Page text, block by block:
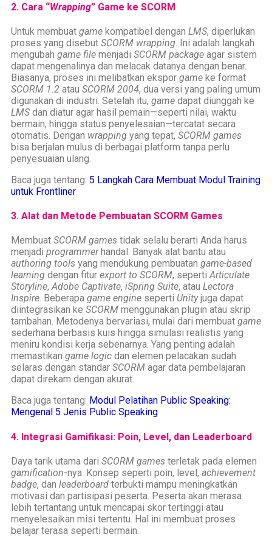
2. Cara “Wrapping” Game ke SCORM
Untuk membuat game kompatibel dengan LMS, diperlukan
proses yang disebut SCORM wrapping. Ini adalah langkah
mengubah game file menjadi SCORM package agar sistem
dapat mengenalinya dan melacak datanya dengan benar.
Biasanya, proses ini melibatkan ekspor game ke format
SCORM 1.2 atau SCORM 2004, dua versi yang paling umum
digunakan di industri. Setelah itu, game dapat diunggah ke
LMS dan diatur agar hasil pemain—seperti nilai, waktu
bermain, hingga status penyelesaian—tercatat secara
otomatis. Dengan wrapping yang tepat, SCORM games
bisa berjalan mulus di berbagai platform tanpa perlu
penyesuaian ulang.
Baca juga tentang: 5 Langkah Cara Membuat Modul Training
untuk Frontliner
3. Alat dan Metode Pembuatan SCORM Games
Membuat SCORM games tidak selalu berarti Anda harus
menjadi programmerhandal. Banyak alat bantu atau
authoring tools yang mendukung pembuatan game-based
learning dengan fitur export to SCORM, sepertiArticulate
Storyline,Adobe Captivate, iSpring Suite, atau Lectora
Inspire. Beberapa game engine seperti Unityjuga dapat
diintegrasikan ke SCORM menggunakan plugin atau skrip
tambahan. Metodenya bervariasi, mulai dari membuat game
sederhana berbasis kuis hingga simulasi realistis yang
meniru kondisi kerja sebenarnya. Yang penting adalah
memastikan game logic dan elemen pelacakan sudah
selaras dengan standar SCORM agar data pembelajaran
dapat direkam dengan akurat.
Baca juga tentang: Modul Pelatihan Public Speaking:
Mengenal 5 Jenis Public Speaking
4. Integrasi Gamifikasi: Poin, Level, dan Leaderboard
Daya tarik utama dari SCORM games terletak pada elemen
gamification-nya. Konsep seperti poin, level, achievement
badge, dan leaderboard terbukti mampu meningkatkan
motivasi dan partisipasi peserta. Peserta akan merasa
lebih tertantang untuk mencapai skor tertinggi atau
menyelesaikan misi tertentu. Hal ini membuat proses
belajar terasa seperti bermain.